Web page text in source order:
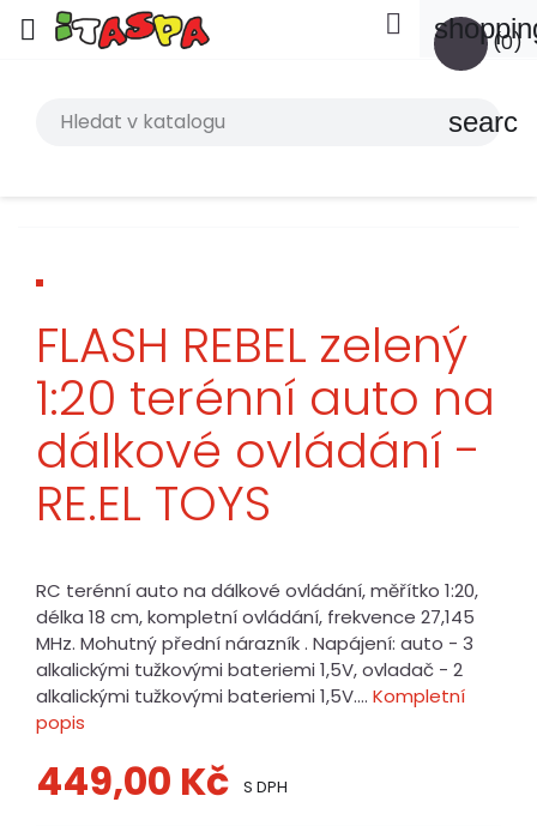
 (0)

search
FLASH REBEL zelený
1:20 terénní auto na
dálkové ovládání -
RE.EL TOYS
RC terénní auto na dálkové ovládání, měřítko 1:20,
délka 18 cm, kompletní ovládání, frekvence 27,145
MHz. Mohutný přední nárazník . Napájení: auto - 3
alkalickými tužkovými bateriemi 1,5V, ovladač - 2
alkalickými tužkovými bateriemi 1,5V.... Kompletní
popis
449,00 Kč S DPH